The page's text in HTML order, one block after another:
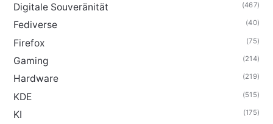
Digitale Souveränität (467)
Fediverse (40)
Firefox (75)
Gaming (214)
Hardware (219)
KDE (515)
KI (175)